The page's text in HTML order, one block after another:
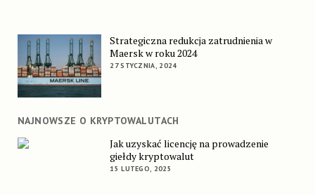
Strategiczna redukcja zatrudnienia w
Maersk w roku 2024
27 STYCZNIA, 2024
NAJNOWSZE O KRYPTOWALUTACH
Jak uzyskać licencję na prowadzenie
giełdy kryptowalut
15 LUTEGO, 2025